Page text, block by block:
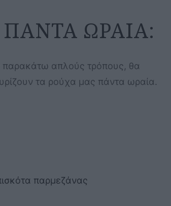
ΩΡΑΙΑ:
παρακάτω απλούς τρόπους, θα
τα ρούχα μας πάντα ωραία.
παρμεζάνας